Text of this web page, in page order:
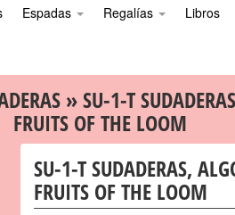
Espadas Regalías Libros
» SU-1-T
FRUITS OF THE LOOM
SU-1-T SUDADERAS,
FRUITS OF THE LOOM